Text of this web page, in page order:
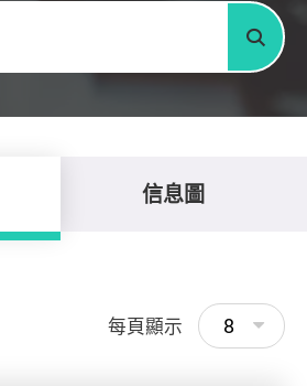
搜尋
信息圖
每頁顯示 8